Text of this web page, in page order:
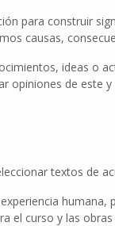
para construir
causas,
ideas o
opiniones de
textos de
el curso y las